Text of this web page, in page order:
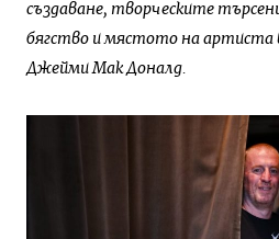
създаване, творческите
бягство и мястото на артиста
Джейми Мак Доналд.